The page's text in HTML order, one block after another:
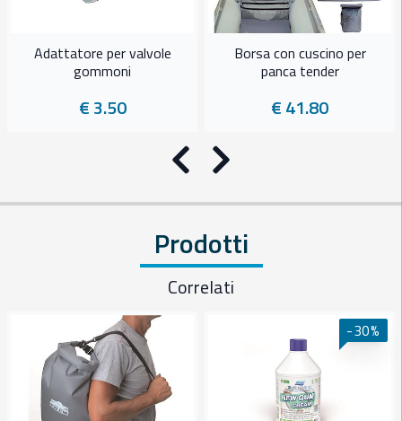
Adattatore per valvole
gommoni
€ 3.50
Borsa con cuscino per
panca tender
€ 41.80
Precedente
Successivo
Prodotti
Correlati
-30%